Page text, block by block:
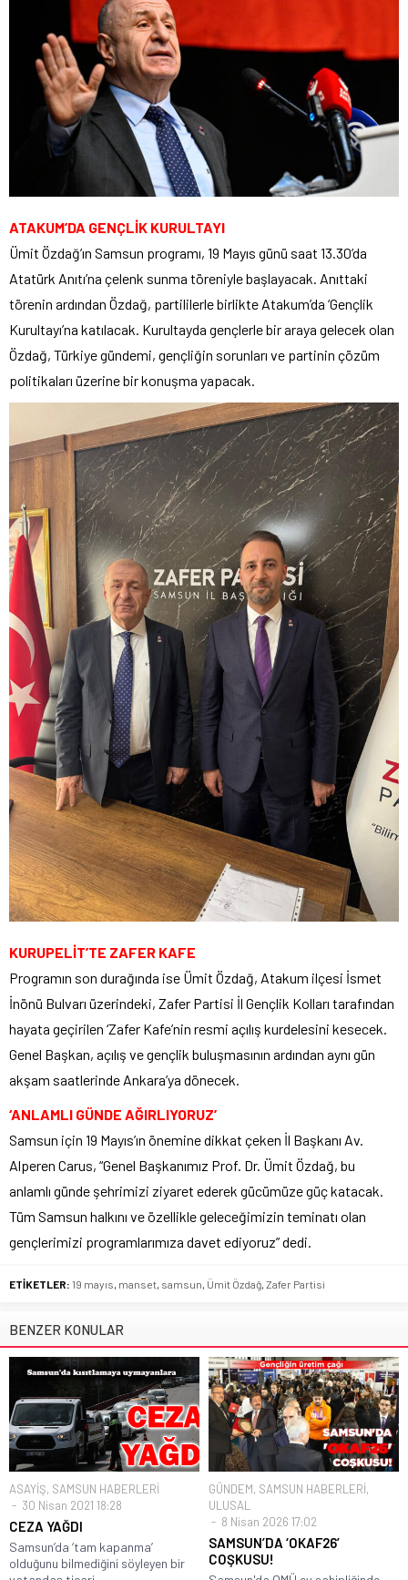
ATAKUM’DA GENÇLİK KURULTAYI
Ümit Özdağ’ın Samsun programı, 19 Mayıs günü saat 13.30’da
Atatürk Anıtı’na çelenk sunma töreniyle başlayacak. Anıttaki
törenin ardından Özdağ, partililerle birlikte Atakum’da ‘Gençlik
Kurultayı’na katılacak. Kurultayda gençlerle bir araya gelecek olan
Özdağ, Türkiye gündemi, gençliğin sorunları ve partinin çözüm
politikaları üzerine bir konuşma yapacak.
KURUPELİT’TE ZAFER KAFE
Programın son durağında ise Ümit Özdağ, Atakum ilçesi İsmet
İnönü Bulvarı üzerindeki, Zafer Partisi İl Gençlik Kolları tarafından
hayata geçirilen ‘Zafer Kafe’nin resmi açılış kurdelesini kesecek.
Genel Başkan, açılış ve gençlik buluşmasının ardından aynı gün
akşam saatlerinde Ankara’ya dönecek.
‘ANLAMLI GÜNDE AĞIRLIYORUZ’
Samsun için 19 Mayıs’ın önemine dikkat çeken İl Başkanı Av.
Alperen Carus, “Genel Başkanımız Prof. Dr. Ümit Özdağ, bu
anlamlı günde şehrimizi ziyaret ederek gücümüze güç katacak.
Tüm Samsun halkını ve özellikle geleceğimizin teminatı olan
gençlerimizi programlarımıza davet ediyoruz” dedi.
ETİKETLER: 19 mayıs, manset, samsun, Ümit Özdağ, Zafer Partisi
BENZER KONULAR
ASAYİŞ, SAMSUN HABERLERİ
30 Nisan 2021 18:28
CEZA YAĞDI
Samsun’da ‘tam kapanma’
olduğunu bilmediğini söyleyen bir
GÜNDEM, SAMSUN HABERLERİ,
ULUSAL
8 Nisan 2026 17:02
SAMSUN’DA ‘OKAF26’
COŞKUSU!